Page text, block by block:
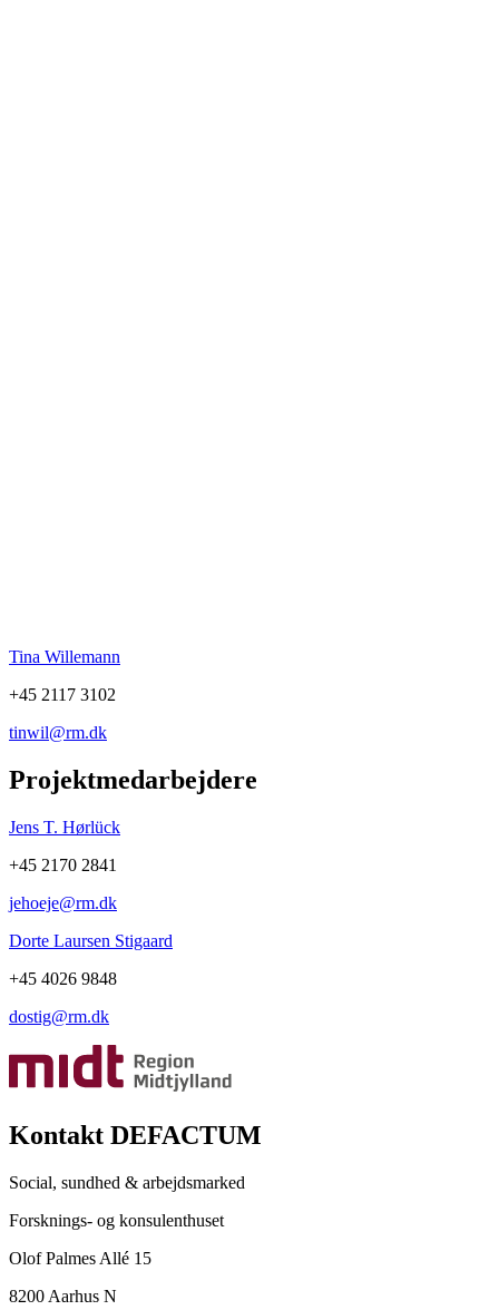
Tina Willemann
+45 2117 3102
tinwil@rm.dk
Projektmedarbejdere
Jens T. Hørlück
+45 2170 2841
jehoeje@rm.dk
Dorte Laursen Stigaard
+45 4026 9848
dostig@rm.dk
Kontakt DEFACTUM
Social, sundhed & arbejdsmarked
Forsknings- og konsulenthuset
Olof Palmes Allé 15
8200 Aarhus N